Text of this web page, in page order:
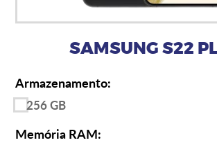
SAMSUNG S22
Armazenamento:
256 GB
Memória RAM: